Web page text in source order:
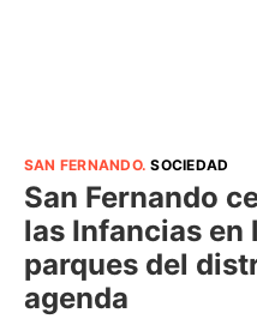
SAN FERNANDO.SOCIEDAD
San Fernando
las Infancias en
parques del
agenda